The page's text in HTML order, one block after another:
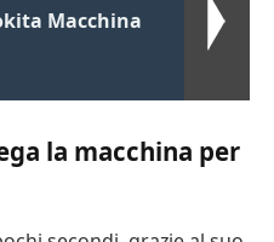
Macchina
la macchina per